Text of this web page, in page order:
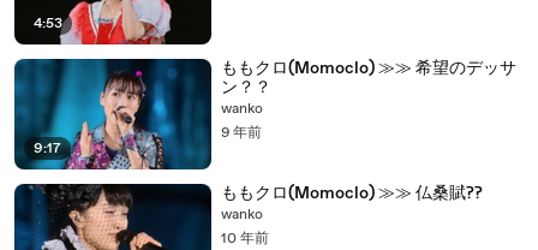
4:53
9:17
ももクロ(Momoclo) ≫≫ 希望のデッサ
ン？？
wanko
9 年前
ももクロ(Momoclo) ≫≫ 仏桑賦??
wanko
10 年前